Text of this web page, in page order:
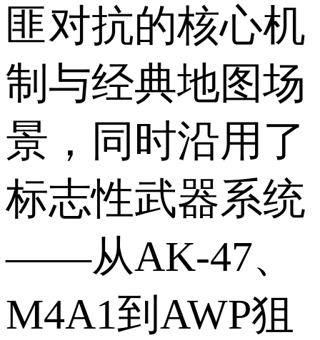
匪对抗的核心机
制与经典地图场
景，同时沿用了
标志性武器系统
——从AK-47、
M4A1到AWP狙